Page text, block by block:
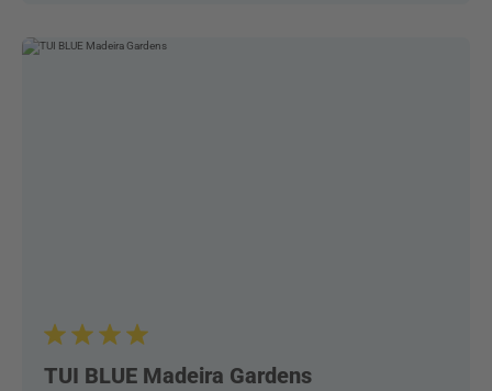
TUI BLUE Madeira Gardens